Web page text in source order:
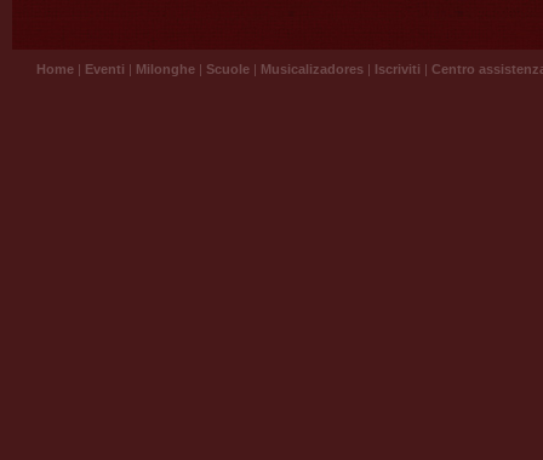
Home | Eventi | Milonghe | Scuole | Musicalizadores | Iscriviti | Centro